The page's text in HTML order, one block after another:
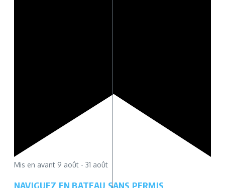
Mis en avant 9 août - 31 août
NAVIGUEZ EN BATEAU SANS PERMIS